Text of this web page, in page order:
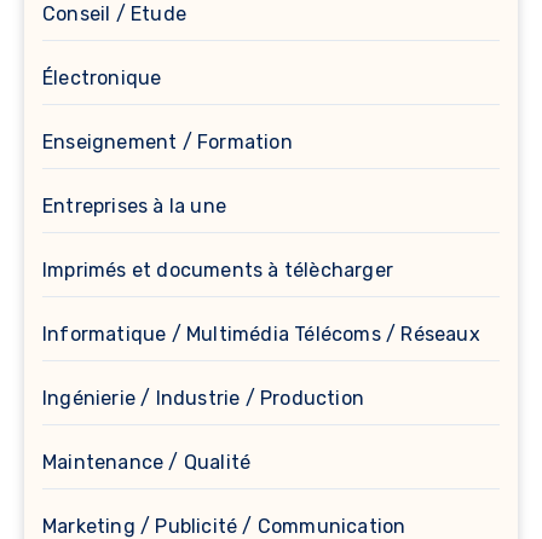
Conseil / Etude
Électronique
Enseignement / Formation
Entreprises à la une
Imprimés et documents à télècharger
Informatique / Multimédia Télécoms / Réseaux
Ingénierie / Industrie / Production
Maintenance / Qualité
Marketing / Publicité / Communication